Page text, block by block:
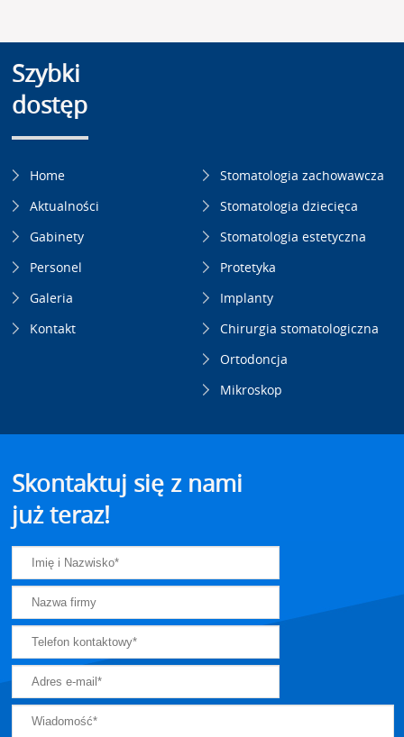
Szybki
dostęp
Home
Aktualności
Gabinety
Personel
Galeria
Kontakt
Stomatologia zachowawcza
Stomatologia dziecięca
Stomatologia estetyczna
Protetyka
Implanty
Chirurgia stomatologiczna
Ortodoncja
Mikroskop
Skontaktuj się z nami
już teraz!